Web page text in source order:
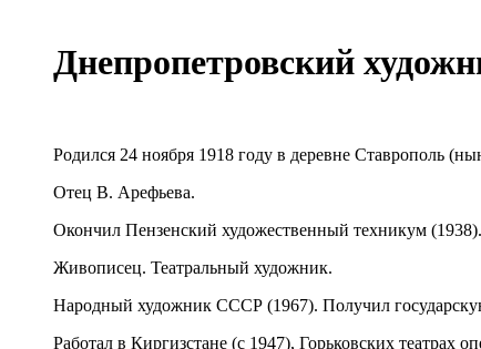
Днепропетровский
Родился 24 ноября 1918 году в деревне Ставрополь
Отец В. Арефьева.
Окончил Пензенский художественный техникум (1938).
Живописец. Театральный художник.
Народный художник СССР (1967). Получил
Работал в Киргизстане (с 1947), Горьковских